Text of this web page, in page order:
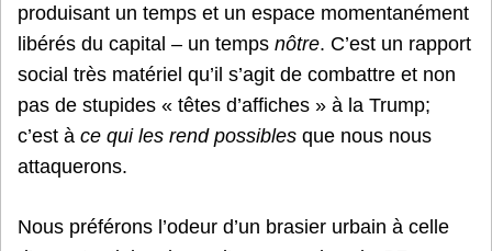
produisant un temps et un espace momentanément
libérés du capital – un temps nôtre. C’est un rapport
social très matériel qu’il s’agit de combattre et non
pas de stupides « têtes d’affiches » à la Trump;
c’est à ce qui les rend possibles que nous nous
attaquerons.
Nous préférons l’odeur d’un brasier urbain à celle